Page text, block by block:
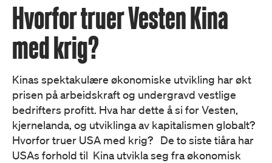
Hvorfor truer Vesten Kina
med krig?
Kinas spektakulære økonomiske utvikling har økt
prisen på arbeidskraft og undergravd vestlige
bedrifters profitt. Hva har dette å si for Vesten,
kjernelanda, og utviklinga av kapitalismen globalt?
Hvorfor truer USA med krig? De to siste tiåra har
USAs forhold til Kina utvikla seg fra økonomisk